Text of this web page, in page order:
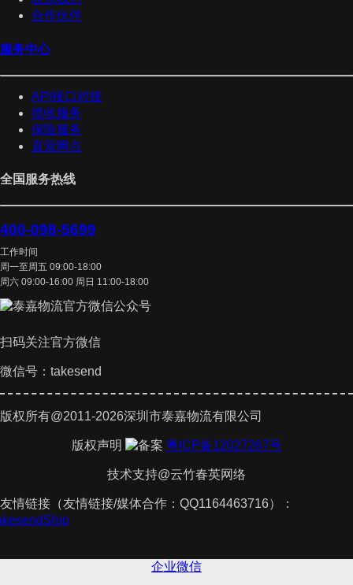
合作伙伴
服务中心
API接口对接
揽收服务
保险服务
直营网点
全国服务热线
400-098-5699
工作时间
周一至周五 09:00-18:00
周六 09:00-16:00 周日 11:00-18:00
扫码关注官方微信
微信号：takesend
版权所有@2011-2026深圳市泰嘉物流有限公司
版权声明 粤ICP备12027267号
技术支持@云竹春英网络
友情链接（友情链接/媒体合作：QQ1164463716）：
企业微信